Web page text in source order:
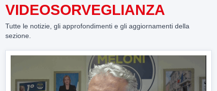
VIDEOSORVEGLIANZA
Tutte le notizie, gli approfondimenti e gli aggiornamenti della
sezione.